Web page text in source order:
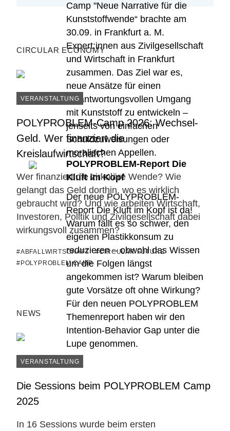
Camp "Neue Narrative für die
Kunststoffwende“ brachte am
30.09. in Frankfurt a. M.
Expert:innen aus Zivilgesellschaft
und Wirtschaft in Frankfurt
zusammen. Das Ziel war es,
neue Ansätze für einen
verantwortungsvollen Umgang
mit Kunststoff zu entwickeln –
jenseits von einfachen
Schuldzuweisungen oder
moralischen Appellen.
POLYPROBLEM-Report Die
Kluft im Kopf
Der neue POLYPROBLEM-
Report Die Kluft im Kopf ist da!
Warum fällt es so schwer, den
eigenen Plastikkonsum zu
reduzieren – obwohl das Wissen
um die Folgen längst
angekommen ist? Warum bleiben
gute Vorsätze oft ohne Wirkung?
Für den neuen POLYPROBLEM
Themenreport haben wir den
Intention-Behavior Gap unter die
Lupe genommen.
CIRCULAR ECONOMY
VERANSTALTUNG
POLYPROBLEM-Camp 2026: Wechsel-
Geld. Wer finanziert die
Kreislaufwirtschaft?
Wer finanziert die zirkuläre Wende? Wie
gelangt das Geld dorthin, wo es wirklich
gebraucht wird? Und wie arbeiten Wirtschaft,
Investoren, Politik und Zivilgesellschaft dabei
wirkungsvoll zusammen?
#ABFALLWIRTSCHAFT
#CIRCULAR FUTURE
#POLYPROBLEM CAMP
NEWS
VERANSTALTUNG
Die Sessions beim POLYPROBLEM Camp
2025
In 16 Sessions wurde beim ersten